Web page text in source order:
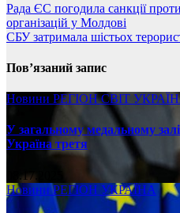
Рада ЄС погодила санкції
організацій у Молдові
СБУ затримала шістьох
Пов’язаний запис
Новини РЕГІОНСВІТ
У загальному медальному
Україна третя
08.17.2025
НовиниРЕГІОН УКРАЇНА